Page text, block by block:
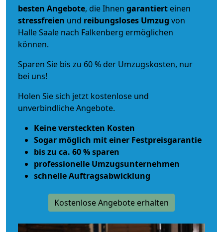
besten Angebote, die Ihnen garantiert einen
stressfreien und reibungsloses Umzug von
Halle Saale nach Falkenberg ermöglichen
können.
Sparen Sie bis zu 60 % der Umzugskosten, nur
bei uns!
Holen Sie sich jetzt kostenlose und
unverbindliche Angebote.
Keine versteckten Kosten
Sogar möglich mit einer Festpreisgarantie
bis zu ca. 60 % sparen
professionelle Umzugsunternehmen
schnelle Auftragsabwicklung
Kostenlose Angebote erhalten